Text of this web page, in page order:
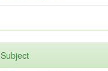
Subject